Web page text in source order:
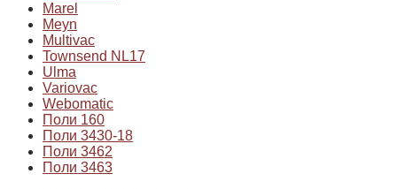
Marel
Meyn
Multivac
Townsend NL17
Ulma
Variovac
Webomatic
Поли 160
Поли 3430-18
Поли 3462
Поли 3463